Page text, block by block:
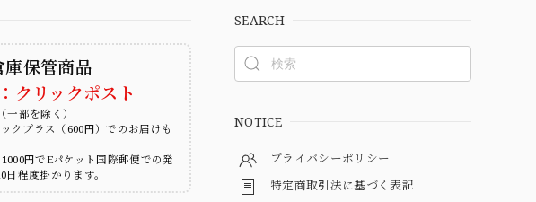
庫保管商品
クリックポスト
部を除く）
クプラス（600円）でのお届けも
円でEパケット国際郵便での発
程度掛かります。
SEARCH
NOTICE
プライバシーポリシー
特定商取引法に基づく表記